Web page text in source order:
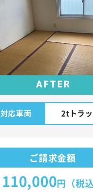
対応車両 2tトラ
ご請求金額
110,000円（税込